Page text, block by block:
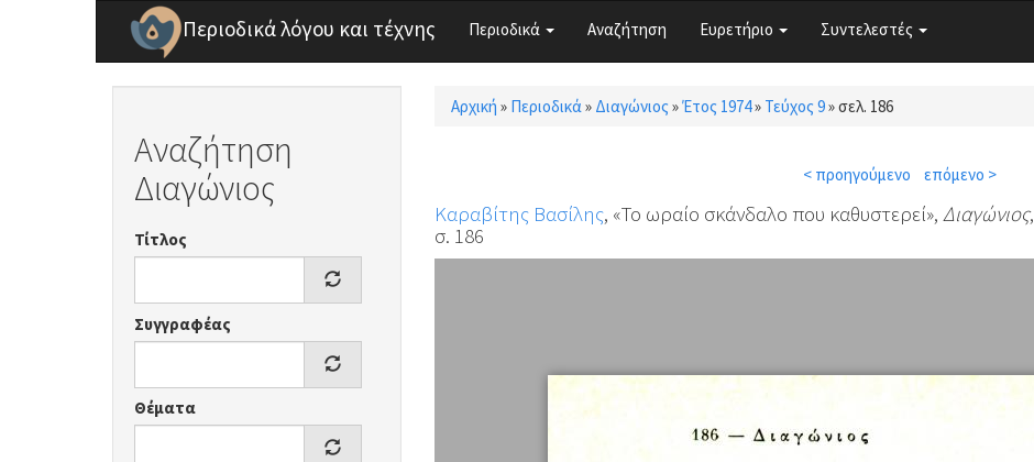
Παράκαμψη προς το κυρίως περιεχόμενο
Περιοδικά λόγου και τέχνης Περιοδικά Αναζήτηση Ευρετήριο Συντελεστές
Αναζήτηση
Διαγώνιος
Τίτλος
Συγγραφέας
Θέματα
Είστε εδώ
Αρχική » Περιοδικά» Διαγώνιος »Έτος 1974» Τεύχος 9»σελ. 186
< προηγούμενο επόμενο >
Καραβίτης Βασίλης, «Το ωραίο σκάνδαλο που καθυστερεί», Διαγώνιος,
σ. 186